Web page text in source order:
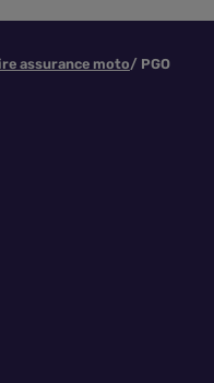
assurance moto PGO